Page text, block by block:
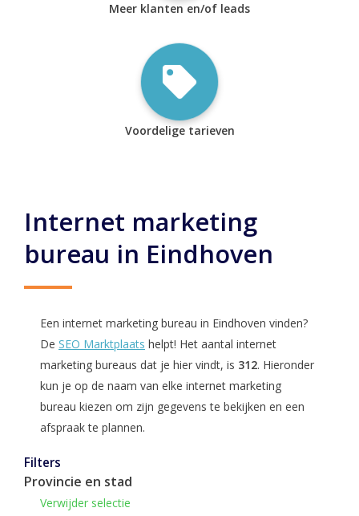
Meer klanten en/of leads
Voordelige tarieven
Internet marketing
bureau in Eindhoven
Een internet marketing bureau in Eindhoven vinden?
De SEO Marktplaats helpt! Het aantal internet
marketing bureaus dat je hier vindt, is 312. Hieronder
kun je op de naam van elke internet marketing
bureau kiezen om zijn gegevens te bekijken en een
afspraak te plannen.
Filters
Provincie en stad
Verwijder selectie